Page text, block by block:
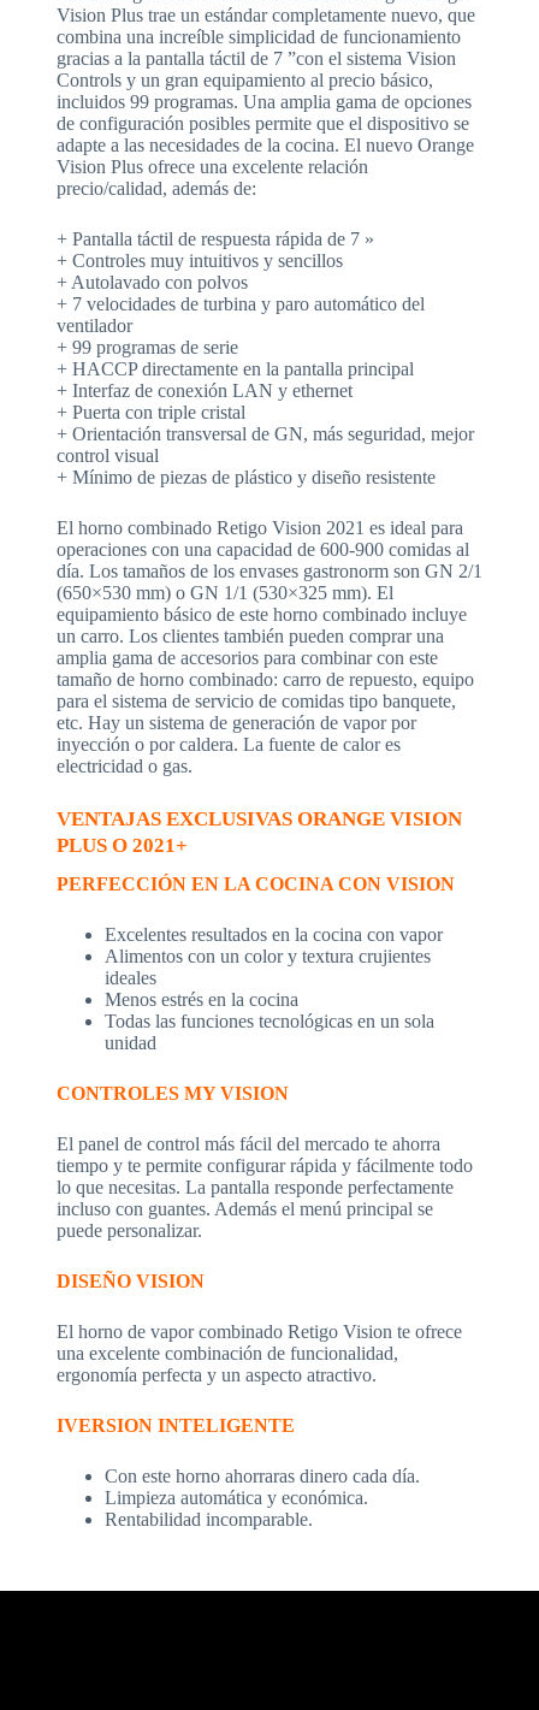
Vision Plus trae un estándar completamente nuevo, que
combina una increíble simplicidad de funcionamiento
gracias a la pantalla táctil de 7 ”con el sistema Vision
Controls y un gran equipamiento al precio básico,
incluidos 99 programas. Una amplia gama de opciones
de configuración posibles permite que el dispositivo se
adapte a las necesidades de la cocina. El nuevo Orange
Vision Plus ofrece una excelente relación
precio/calidad, además de:
+ Pantalla táctil de respuesta rápida de 7 »
+ Controles muy intuitivos y sencillos
+ Autolavado con polvos
+ 7 velocidades de turbina y paro automático del
ventilador
+ 99 programas de serie
+ HACCP directamente en la pantalla principal
+ Interfaz de conexión LAN y ethernet
+ Puerta con triple cristal
+ Orientación transversal de GN, más seguridad, mejor
control visual
+ Mínimo de piezas de plástico y diseño resistente
El horno combinado Retigo Vision 2021 es ideal para
operaciones con una capacidad de 600-900 comidas al
día. Los tamaños de los envases gastronorm son GN 2/1
(650×530 mm) o GN 1/1 (530×325 mm). El
equipamiento básico de este horno combinado incluye
un carro. Los clientes también pueden comprar una
amplia gama de accesorios para combinar con este
tamaño de horno combinado: carro de repuesto, equipo
para el sistema de servicio de comidas tipo banquete,
etc. Hay un sistema de generación de vapor por
inyección o por caldera. La fuente de calor es
electricidad o gas.
VENTAJAS EXCLUSIVAS ORANGE VISION
PLUS O 2021+
PERFECCIÓN EN LA COCINA CON VISION
Excelentes resultados en la cocina con vapor
Alimentos con un color y textura crujientes
ideales
Menos estrés en la cocina
Todas las funciones tecnológicas en un sola
unidad
CONTROLES MY VISION
El panel de control más fácil del mercado te ahorra
tiempo y te permite configurar rápida y fácilmente todo
lo que necesitas. La pantalla responde perfectamente
incluso con guantes. Además el menú principal se
puede personalizar.
DISEÑO VISION
El horno de vapor combinado Retigo Vision te ofrece
una excelente combinación de funcionalidad,
ergonomía perfecta y un aspecto atractivo.
IVERSION INTELIGENTE
Con este horno ahorraras dinero cada día.
Limpieza automática y económica.
Rentabilidad incomparable.